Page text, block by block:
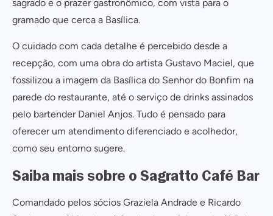
sagrado e o prazer gastronômico, com vista para o
gramado que cerca a Basílica.
O cuidado com cada detalhe é percebido desde a
recepção, com uma obra do artista Gustavo Maciel, que
fossilizou a imagem da Basílica do Senhor do Bonfim na
parede do restaurante, até o serviço de drinks assinados
pelo bartender Daniel Anjos. Tudo é pensado para
oferecer um atendimento diferenciado e acolhedor,
como seu entorno sugere.
Saiba mais sobre o Sagratto Café Bar
Comandado pelos sócios Graziela Andrade e Ricardo